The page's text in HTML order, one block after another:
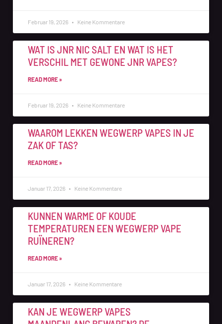
Februar 19, 2026 Keine Kommentare
WAT IS JNR NIC SALT EN WAT IS HET
VERSCHIL MET GEWONE JNR VAPES?
READ MORE »
Februar 19, 2026 Keine Kommentare
WAAROM LEKKEN WEGWERP VAPES IN JE
ZAK OF TAS?
READ MORE »
Januar 17, 2026 Keine Kommentare
KUNNEN WARME OF KOUDE
TEMPERATUREN EEN WEGWERP VAPE
RUÏNEREN?
READ MORE »
Januar 17, 2026 Keine Kommentare
KAN JE WEGWERP VAPES